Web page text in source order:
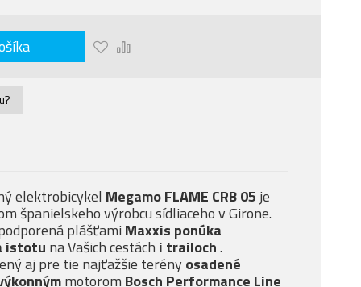
elektrobicykel Megamo FLAME CRB 05 je
španielskeho výrobcu sídliaceho v Girone.
plášťami Maxxis ponúka
istotu na Vašich cestách i trailoch.
aj pre tie najťažšie terény osadené
motorom Bosch Performance Line